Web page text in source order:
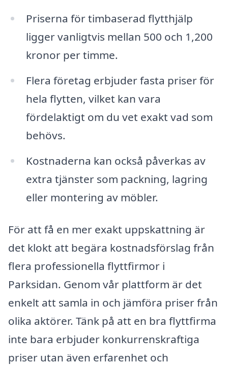
Priserna för timbaserad flytthjälp
ligger vanligtvis mellan 500 och 1,200
kronor per timme.
Flera företag erbjuder fasta priser för
hela flytten, vilket kan vara
fördelaktigt om du vet exakt vad som
behövs.
Kostnaderna kan också påverkas av
extra tjänster som packning, lagring
eller montering av möbler.
För att få en mer exakt uppskattning är
det klokt att begära kostnadsförslag från
flera professionella flyttfirmor i
Parksidan. Genom vår plattform är det
enkelt att samla in och jämföra priser från
olika aktörer. Tänk på att en bra flyttfirma
inte bara erbjuder konkurrenskraftiga
priser utan även erfarenhet och